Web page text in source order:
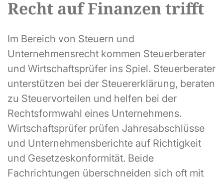
Recht auf Finanzen trifft
Im Bereich von Steuern und
Unternehmensrecht kommen Steuerberater
und Wirtschaftsprüfer ins Spiel. Steuerberater
unterstützen bei der Steuererklärung, beraten
zu Steuervorteilen und helfen bei der
Rechtsformwahl eines Unternehmens.
Wirtschaftsprüfer prüfen Jahresabschlüsse
und Unternehmensberichte auf Richtigkeit
und Gesetzeskonformität. Beide
Fachrichtungen überschneiden sich oft mit